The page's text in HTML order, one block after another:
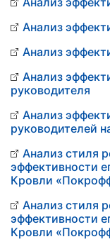
Анализ
Анализ
Анализ
руководителя
Анализ
руководителей
Анализ стиля
эффективности
Кровли
Анализ стиля
эффективности
Кровли